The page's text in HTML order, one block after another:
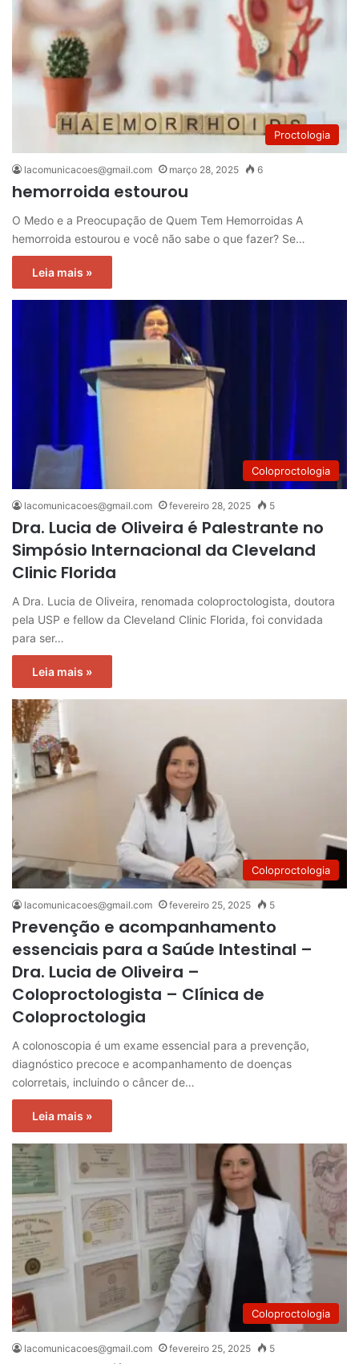
Proctologia
lacomunicacoes@gmail.com março 28, 2025 6
hemorroida estourou
O Medo e a Preocupação de Quem Tem Hemorroidas A
hemorroida estourou e você não sabe o que fazer? Se…
Leia mais »
Coloproctologia
lacomunicacoes@gmail.com fevereiro 28, 2025 5
Dra. Lucia de Oliveira é Palestrante no
Simpósio Internacional da Cleveland
Clinic Florida
A Dra. Lucia de Oliveira, renomada coloproctologista, doutora
pela USP e fellow da Cleveland Clinic Florida, foi convidada
para ser…
Leia mais »
Coloproctologia
lacomunicacoes@gmail.com fevereiro 25, 2025 5
Prevenção e acompanhamento
essenciais para a Saúde Intestinal –
Dra. Lucia de Oliveira –
Coloproctologista – Clínica de
Coloproctologia
A colonoscopia é um exame essencial para a prevenção,
diagnóstico precoce e acompanhamento de doenças
colorretais, incluindo o câncer de…
Leia mais »
Coloproctologia
lacomunicacoes@gmail.com fevereiro 25, 2025 5